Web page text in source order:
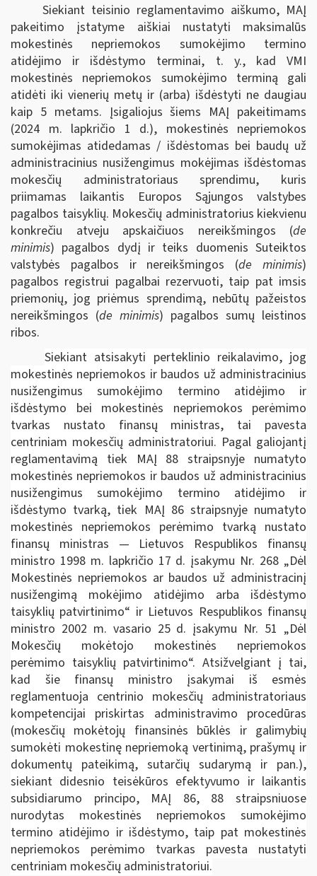
Siekiant teisinio reglamentavimo aiškumo, MAĮ
pakeitimo įstatyme aiškiai nustatyti maksimalūs
mokestinės nepriemokos sumokėjimo termino
atidėjimo ir išdėstymo terminai, t. y., kad VMI
mokestinės nepriemokos sumokėjimo terminą gali
atidėti iki vienerių metų ir (arba) išdėstyti ne daugiau
kaip 5 metams. Įsigaliojus šiems MAĮ pakeitimams
(2024 m. lapkričio 1 d.), mokestinės nepriemokos
sumokėjimas atidedamas / išdėstomas bei baudų už
administracinius nusižengimus mokėjimas išdėstomas
mokesčių administratoriaus sprendimu, kuris
priimamas laikantis Europos Sąjungos valstybes
pagalbos taisyklių. Mokesčių administratorius kiekvienu
konkrečiu atveju apskaičiuos nereikšmingos (de
minimis) pagalbos dydį ir teiks duomenis Suteiktos
valstybės pagalbos ir nereikšmingos (de minimis)
pagalbos registrui pagalbai rezervuoti, taip pat imsis
priemonių, jog priėmus sprendimą, nebūtų pažeistos
nereikšmingos (de minimis) pagalbos sumų leistinos
ribos.
Siekiant atsisakyti perteklinio reikalavimo, jog
mokestinės nepriemokos ir baudos už administracinius
nusižengimus sumokėjimo termino atidėjimo ir
išdėstymo bei mokestinės nepriemokos perėmimo
tvarkas nustato finansų ministras, tai pavesta
centriniam mokesčių administratoriui. Pagal galiojantį
reglamentavimą tiek MAĮ 88 straipsnyje numatyto
mokestinės nepriemokos ir baudos už administracinius
nusižengimus sumokėjimo termino atidėjimo ir
išdėstymo tvarką, tiek MAĮ 86 straipsnyje numatyto
mokestinės nepriemokos perėmimo tvarką nustato
finansų ministras — Lietuvos Respublikos finansų
ministro 1998 m. lapkričio 17 d. įsakymu Nr. 268 „Dėl
Mokestinės nepriemokos ar baudos už administracinį
nusižengimą mokėjimo atidėjimo arba išdėstymo
taisyklių patvirtinimo“ ir Lietuvos Respublikos finansų
ministro 2002 m. vasario 25 d. įsakymu Nr. 51 „Dėl
Mokesčių mokėtojo mokestinės nepriemokos
perėmimo taisyklių patvirtinimo“. Atsižvelgiant į tai,
kad šie finansų ministro įsakymai iš esmės
reglamentuoja centrinio mokesčių administratoriaus
kompetencijai priskirtas administravimo procedūras
(mokesčių mokėtojų finansinės būklės ir galimybių
sumokėti mokestinę nepriemoką vertinimą, prašymų ir
dokumentų pateikimą, sutarčių sudarymą ir pan.),
siekiant didesnio teisėkūros efektyvumo ir laikantis
subsidiarumo principo, MAĮ 86, 88 straipsniuose
nurodytas mokestinės nepriemokos sumokėjimo
termino atidėjimo ir išdėstymo, taip pat mokestinės
nepriemokos perėmimo tvarkas pavesta nustatyti
centriniam mokesčių administratoriui.